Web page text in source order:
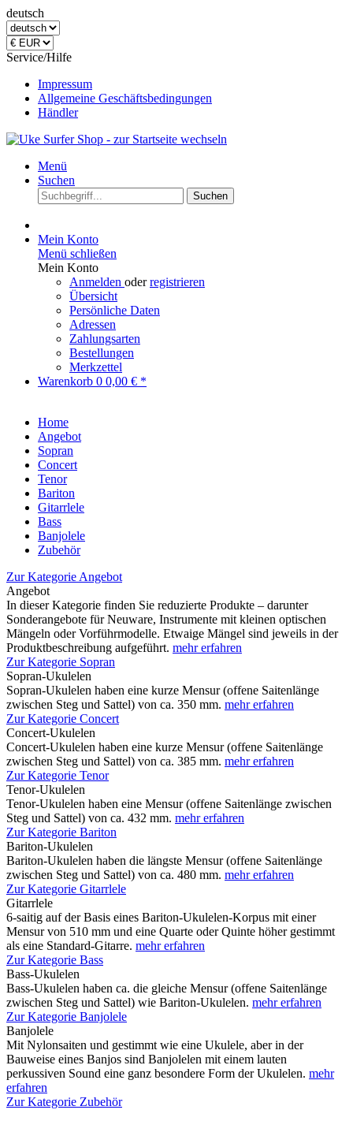
deutsch
Service/Hilfe
Impressum
Allgemeine Geschäftsbedingungen
Händler
Menü
Suchen
Suchen
Mein Konto
Menü schließen
Mein Konto
Anmelden oderregistrieren
Übersicht
Persönliche Daten
Adressen
Zahlungsarten
Bestellungen
Merkzettel
Warenkorb 0 0,00 € *
Home
Angebot
Sopran
Concert
Tenor
Bariton
Gitarrlele
Bass
Banjolele
Zubehör
Zur Kategorie Angebot
Angebot
In dieser Kategorie finden Sie reduzierte Produkte – darunter
Sonderangebote für Neuware, Instrumente mit kleinen optischen
Mängeln oder Vorführmodelle. Etwaige Mängel sind jeweils in der
Produktbeschreibung aufgeführt. mehr erfahren
Zur Kategorie Sopran
Sopran-Ukulelen
Sopran-Ukulelen haben eine kurze Mensur (offene Saitenlänge
zwischen Steg und Sattel) von ca. 350 mm. mehr erfahren
Zur Kategorie Concert
Concert-Ukulelen
Concert-Ukulelen haben eine kurze Mensur (offene Saitenlänge
zwischen Steg und Sattel) von ca. 385 mm. mehr erfahren
Zur Kategorie Tenor
Tenor-Ukulelen
Tenor-Ukulelen haben eine Mensur (offene Saitenlänge zwischen
Steg und Sattel) von ca. 432 mm. mehr erfahren
Zur Kategorie Bariton
Bariton-Ukulelen
Bariton-Ukulelen haben die längste Mensur (offene Saitenlänge
zwischen Steg und Sattel) von ca. 480 mm. mehr erfahren
Zur Kategorie Gitarrlele
Gitarrlele
6-saitig auf der Basis eines Bariton-Ukulelen-Korpus mit einer
Mensur von 510 mm und eine Quarte oder Quinte höher gestimmt
als eine Standard-Gitarre. mehr erfahren
Zur Kategorie Bass
Bass-Ukulelen
Bass-Ukulelen haben ca. die gleiche Mensur (offene Saitenlänge
zwischen Steg und Sattel) wie Bariton-Ukulelen. mehr erfahren
Zur Kategorie Banjolele
Banjolele
Mit Nylonsaiten und gestimmt wie eine Ukulele, aber in der
Bauweise eines Banjos sind Banjolelen mit einem lauten
perkussiven Sound eine ganz besondere Form der Ukulelen. mehr
erfahren
Zur Kategorie Zubehör